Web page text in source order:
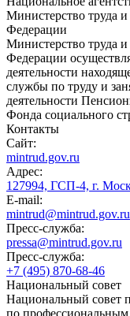
Министерство труда
Федерации
Министерство труда
Федерации
деятельности
службы по труду и
деятельности
Фонда социального
Контакты
Сайт:
mintrud.gov.ru
Адрес:
127994, ГСП-4, г.
E-mail:
mintrud@mintrud.gov.ru
Пресс-служба:
pressa@mintrud.gov.ru
Пресс-служба:
+7 (495) 870-68-46
Национальный совет
Национальный совет
по